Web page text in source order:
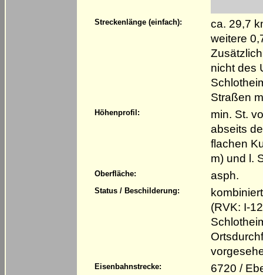
Streckenlänge (einfach):
ca. 29,7
weitere
nicht des
Straßen
Höhenprofil:
min. St.
abseits
flachen
m) und l.
Oberfläche: asph.
Status / Beschilderung:
(RVK: I-
Eisenbahnstrecke: 6720 /